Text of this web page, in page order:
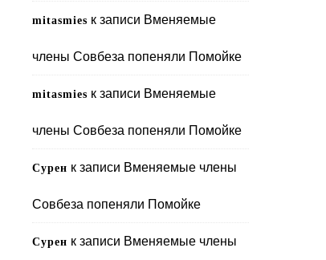
mitasmies к записи Вменяемые
члены Совбеза попеняли Помойке
mitasmies к записи Вменяемые
члены Совбеза попеняли Помойке
Сурен к записи Вменяемые члены
Совбеза попеняли Помойке
Сурен к записи Вменяемые члены